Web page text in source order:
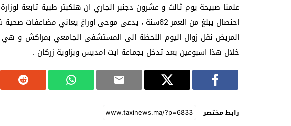
علمنا صبيحة يوم ثالث و عشرون دجنبر الجاري ان هلكبتر طبية تابعة
احنصال يبلغ من العمر 62سنة ، يدعى موحى اوراغ يعاني مضاعفات صحية شديدة.
المريض نقل زوال اليوم اللحظة الى المستشفى الجامعي بمراكش و هي
خلال هذا اسبوعين بعد تدخل بجماعة ايت امديس وبزاوية زركان .
رابط مختصر